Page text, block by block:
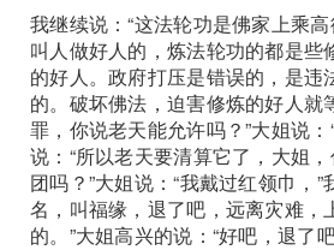
我继续说：“这法轮功是佛家上乘
叫人做好人的，炼法轮功的都是些
的好人。政府打压是错误的，是违
的。破坏佛法，迫害修炼的好人就
罪，你说老天能允许吗？”大姐说：
说：“所以老天要清算它了，大姐
团吗？”大姐说：“我戴过红领巾，
名，叫福缘，退了吧，远离灾难，
的。”大姐高兴的说：“好吧，退了